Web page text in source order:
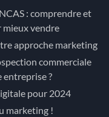
: comprendre et
mieux vendre
approche marketing
commerciale
?
pour 2024
marketing !